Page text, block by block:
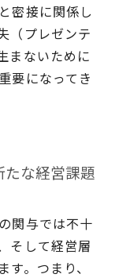
密接に関係し
（プレゼンテ
まないために
要になってき
な経営課題
関与では不十
そして経営層
。つまり、